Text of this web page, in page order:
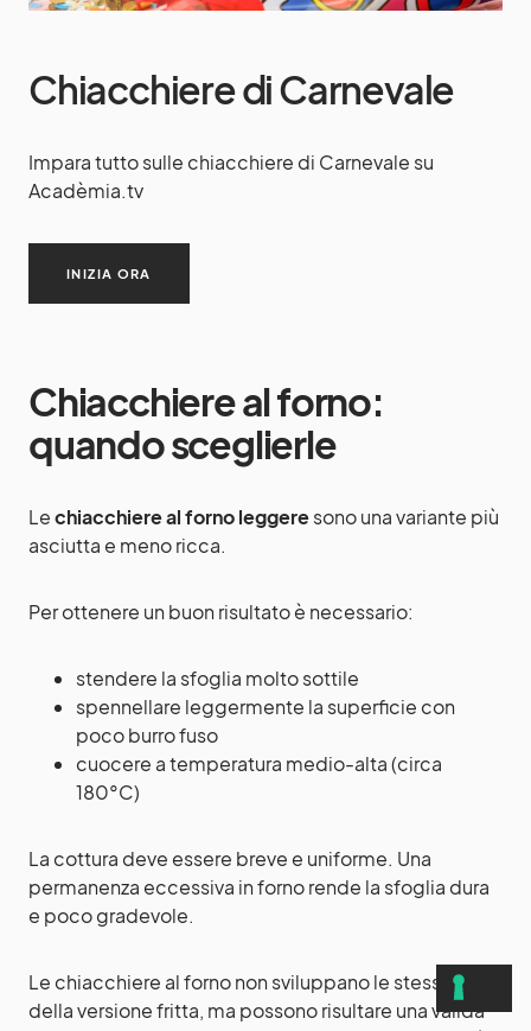
Chiacchiere di Carnevale
Impara tutto sulle chiacchiere di Carnevale su
Acadèmia.tv
INIZIA ORA
Chiacchiere al forno:
quando sceglierle
Lechiacchiere al forno leggeresono una variante più
asciutta e meno ricca.
Per ottenere un buon risultato è necessario:
stendere la sfoglia molto sottile
spennellare leggermente la superficie con
poco burro fuso
cuocere a temperatura medio-alta (circa
180°C)
La cottura deve essere breve e uniforme. Una
permanenza eccessiva in forno rende la sfoglia dura
e poco gradevole.
Le chiacchiere al forno non sviluppano le stesse bolle
della versione fritta, ma possono risultare una valida